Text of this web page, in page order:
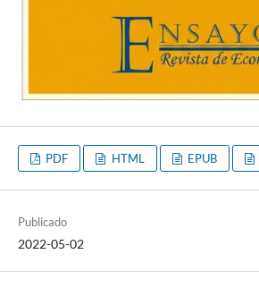
PDF HTML EPUB
Publicado
2022-05-02